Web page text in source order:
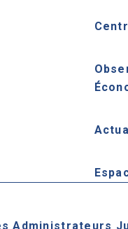
Administrateurs